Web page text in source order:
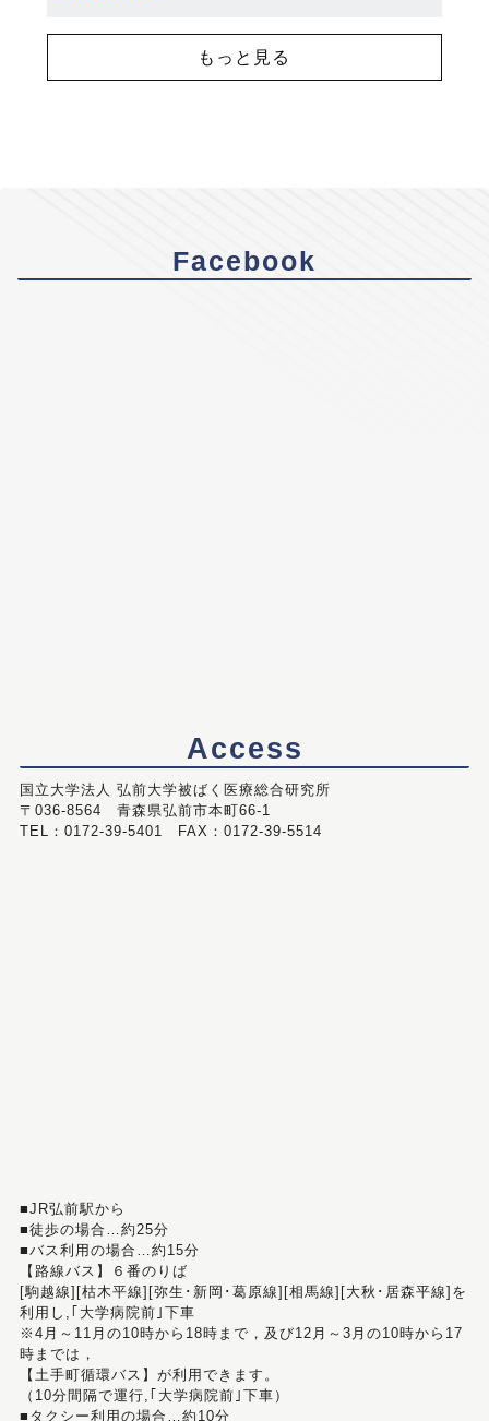
もっと見る
Facebook
Access
国立大学法人 弘前大学被ばく医療総合研究所
〒036-8564 青森県弘前市本町66-1
TEL：0172-39-5401 FAX：0172-39-5514
■JR弘前駅から
■徒歩の場合…約25分
■バス利用の場合…約15分
【路線バス】６番のりば
[駒越線][枯木平線][弥生･新岡･葛原線][相馬線][大秋･居森平線]を
利用し,｢大学病院前｣下車
※4月～11月の10時から18時まで，及び12月～3月の10時から17
時までは，
【土手町循環バス】が利用できます。
（10分間隔で運行,｢大学病院前｣下車）
■タクシー利用の場合…約10分